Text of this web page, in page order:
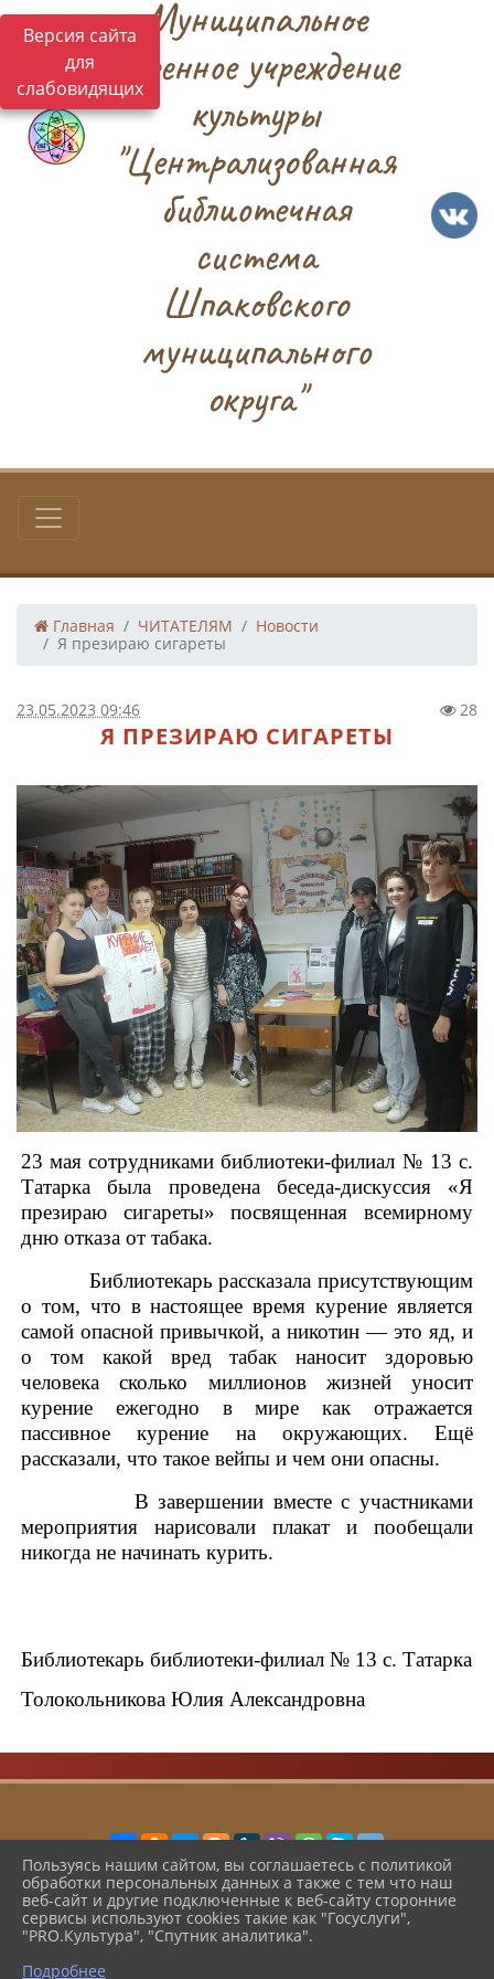
Версия сайта
для
слабовидящих
Муниципальное
казенное учреждение
культуры
"Централизованная
библиотечная
система
Шпаковского
муниципального
округа"
Главная ЧИТАТЕЛЯМ
Новости
Я презираю сигареты
23.05.2023 09:46 28
Я ПРЕЗИРАЮ СИГАРЕТЫ
23 мая сотрудниками библиотеки-филиал № 13 с.
Татарка была проведена беседа-дискуссия «Я
презираю сигареты» посвященная всемирному
дню отказа от табака.
Библиотекарь рассказала присутствующим
о том, что в настоящее время курение является
самой опасной привычкой, а никотин — это яд, и
о том какой вред табак наносит здоровью
человека сколько миллионов жизней уносит
курение ежегодно в мире как отражается
пассивное курение на окружающих. Ещё
рассказали, что такое вейпы и чем они опасны.
В завершении вместе с участниками
мероприятия нарисовали плакат и пообещали
никогда не начинать курить.
Библиотекарь библиотеки-филиал № 13 с. Татарка
Толокольникова Юлия Александровна
2026 г. cbsshmo.ru
Вход
Карта сайта
Политика обработки персональных данных
Пользуясь нашим сайтом, вы соглашаетесь с политикой
обработки персональных данных а также с тем что наш
веб-сайт и другие подключенные к веб-сайту сторонние
сервисы используют cookies такие как "Госуслуги",
"PRO.Культура", "Спутник аналитика".
Подробнее